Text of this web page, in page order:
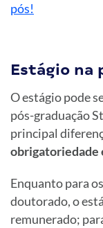
pós!
Estágio na
O estágio pode
pós-graduação
principal
obrigatoriedade
Enquanto para
doutorado, o
remunerado;